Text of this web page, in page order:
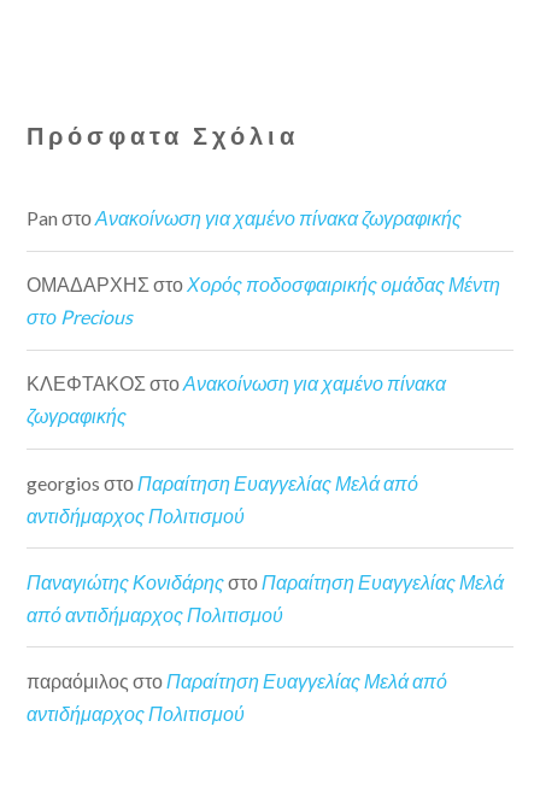
Πρόσφατα Σχόλια
Pan στοΑνακοίνωση για χαμένο πίνακα ζωγραφικής
ΟΜΑΔΑΡΧΗΣ στοΧορός ποδοσφαιρικής ομάδας Μέντη
στο Precious
ΚΛΕΦΤΑΚΟΣ στοΑνακοίνωση για χαμένο πίνακα
ζωγραφικής
georgios στο Παραίτηση Ευαγγελίας Μελά από
αντιδήμαρχος Πολιτισμού
Παναγιώτης ΚονιδάρηςστοΠαραίτηση Ευαγγελίας Μελά
από αντιδήμαρχος Πολιτισμού
παραόμιλος στοΠαραίτηση Ευαγγελίας Μελά από
αντιδήμαρχος Πολιτισμού